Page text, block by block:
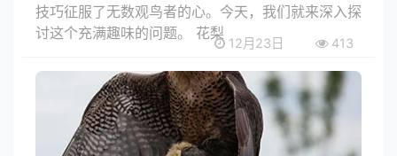
技巧征服了无数观鸟者的心。今天，我们就来深入探
讨这个充满趣味的问题。 花梨
12月23日 413